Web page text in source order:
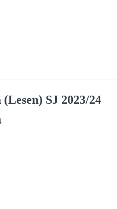
SJ 2023/24